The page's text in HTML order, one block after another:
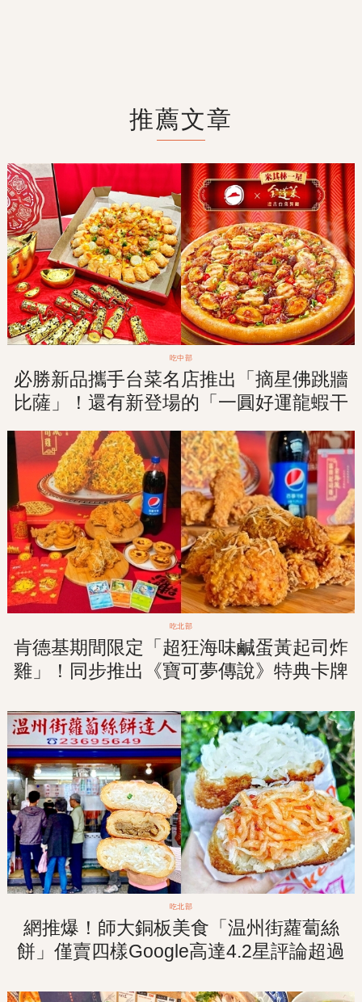
推薦文章
吃中部
必勝新品攜手台菜名店推出「摘星佛跳牆
比薩」！還有新登場的「一圓好運龍蝦干
貝比薩」！
吃北部
肯德基期間限定「超狂海味鹹蛋黃起司炸
雞」！同步推出《寶可夢傳說》特典卡牌
開賣！
吃北部
網推爆！師大銅板美食「温州街蘿蔔絲
餅」僅賣四樣Google高達4.2星評論超過